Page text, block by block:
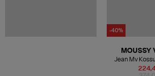
-40%
MOUSSY
Jean Mv